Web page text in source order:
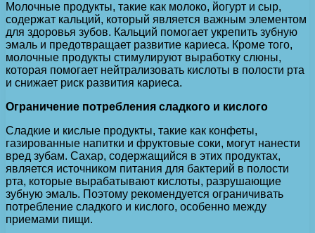
Молочные продукты, такие как молоко, йогурт и сыр,
содержат кальций, который является важным элементом
для здоровья зубов. Кальций помогает укрепить зубную
эмаль и предотвращает развитие кариеса. Кроме того,
молочные продукты стимулируют выработку слюны,
которая помогает нейтрализовать кислоты в полости рта
и снижает риск развития кариеса.
Ограничение потребления сладкого и кислого
Сладкие и кислые продукты, такие как конфеты,
газированные напитки и фруктовые соки, могут нанести
вред зубам. Сахар, содержащийся в этих продуктах,
является источником питания для бактерий в полости
рта, которые вырабатывают кислоты, разрушающие
зубную эмаль. Поэтому рекомендуется ограничивать
потребление сладкого и кислого, особенно между
приемами пищи.